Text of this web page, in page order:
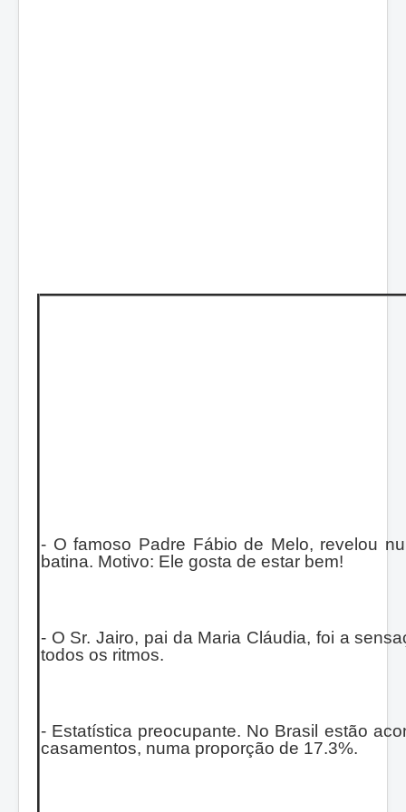
- O famoso Padre Fábio de Melo, revelou
batina. Motivo: Ele gosta de estar bem!
- O Sr. Jairo, pai da Maria Cláudia, foi a
todos os ritmos.
- Estatística preocupante. No Brasil estão
casamentos, numa proporção de 17.3%.